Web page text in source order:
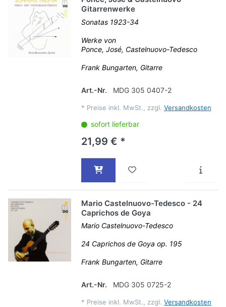
Gitarrenwerke
Sonatas 1923-34
Werke von
Ponce, José, Castelnuovo-Tedesco
Frank Bungarten, Gitarre
Art.-Nr. MDG 305 0407-2
* Preise inkl. MwSt., zzgl. Versandkosten
sofort lieferbar
21,99 € *
Mario Castelnuovo-Tedesco - 24
Caprichos de Goya
Mario Castelnuovo-Tedesco
24 Caprichos de Goya op. 195
Frank Bungarten, Gitarre
Art.-Nr. MDG 305 0725-2
* Preise inkl. MwSt., zzgl. Versandkosten